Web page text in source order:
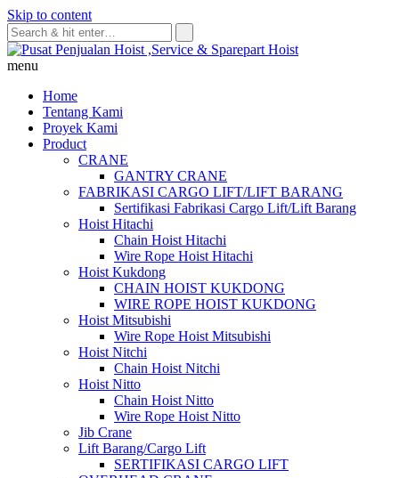
Skip to content
menu
Home
Tentang Kami
Proyek Kami
Product
CRANE
GANTRY CRANE
FABRIKASI CARGO LIFT/LIFT BARANG
Sertifikasi Fabrikasi Cargo Lift/Lift Barang
Hoist Hitachi
Chain Hoist Hitachi
Wire Rope Hoist Hitachi
Hoist Kukdong
CHAIN HOIST KUKDONG
WIRE ROPE HOIST KUKDONG
Hoist Mitsubishi
Wire Rope Hoist Mitsubishi
Hoist Nitchi
Chain Hoist Nitchi
Hoist Nitto
Chain Hoist Nitto
Wire Rope Hoist Nitto
Jib Crane
Lift Barang/Cargo Lift
SERTIFIKASI CARGO LIFT